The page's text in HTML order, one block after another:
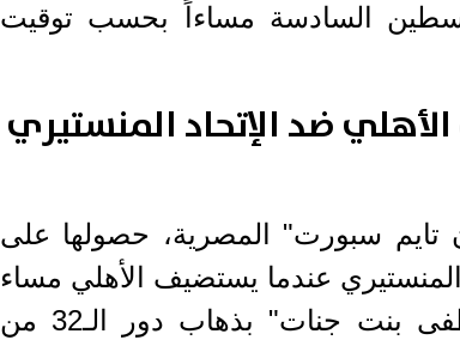
السادسة مساءاً بحسب توقيت
الأهلي ضد الإتحاد المنستيري
سبورت" المصرية، حصولها على
عندما يستضيف الأهلي مساء
غداً الأحد، على ملعب "مصطفى بنت جنات" بذهاب دور الـ32 من